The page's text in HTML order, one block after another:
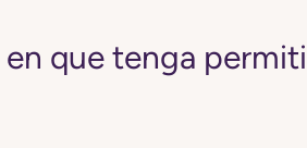
que tenga